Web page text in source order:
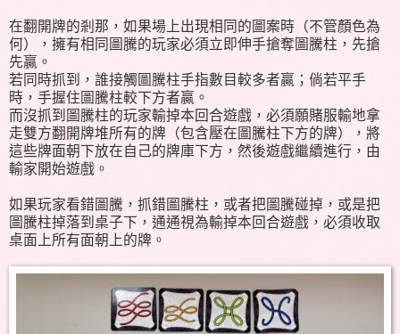
在翻開牌的剎那，如果場上出現相同的圖案時（不管顏色為
何），擁有相同圖騰的玩家必須立即伸手搶奪圖騰柱，先搶
先贏。
若同時抓到，誰接觸圖騰柱手指數目較多者贏；倘若平手
時，手握住圖騰柱較下方者贏。
而沒抓到圖騰柱的玩家輸掉本回合遊戲，必須願賭服輸地拿
走雙方翻開牌堆所有的牌（包含壓在圖騰柱下方的牌），將
這些牌面朝下放在自己的牌庫下方，然後遊戲繼續進行，由
輸家開始遊戲。
如果玩家看錯圖騰，抓錯圖騰柱，或者把圖騰碰掉，或是把
圖騰柱掉落到桌子下，通通視為輸掉本回合遊戲，必須收取
桌面上所有面朝上的牌。